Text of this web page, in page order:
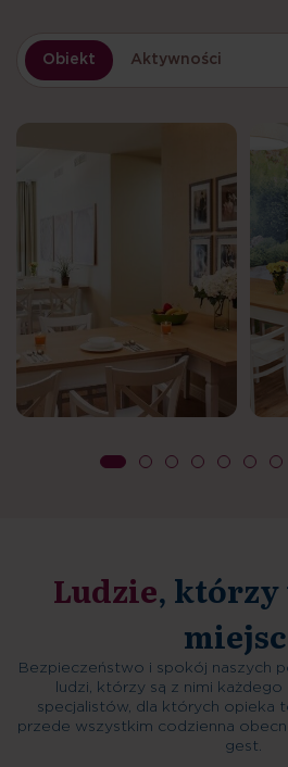
Obiekt Aktywności
Ludzie, którzy
Bezpieczeństwo i spokój naszych
ludzi, którzy są z nimi każdego
specjalistów, dla których opieka
przede wszystkim codzienna
gest.